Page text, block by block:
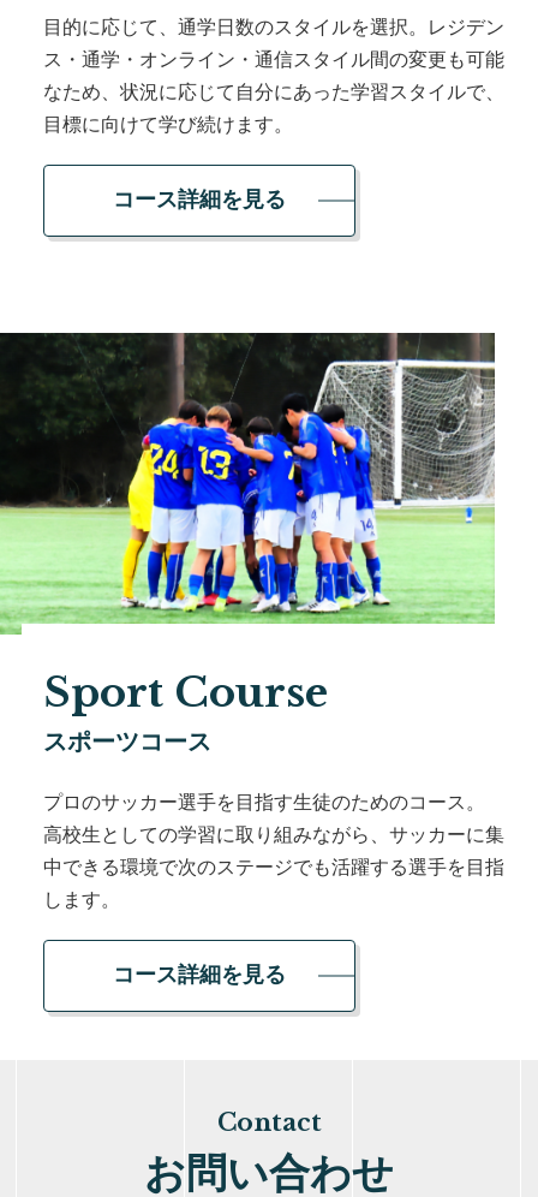
目的に応じて、通学日数のスタイルを選択。レジデン
ス・通学・オンライン・通信スタイル間の変更も可能
なため、状況に応じて自分にあった学習スタイルで、
目標に向けて学び続けます。
コース詳細を見る
Sport Course
スポーツコース
プロのサッカー選手を目指す生徒のためのコース。
高校生としての学習に取り組みながら、サッカーに集
中できる環境で次のステージでも活躍する選手を目指
します。
コース詳細を見る
Contact
お問い合わせ